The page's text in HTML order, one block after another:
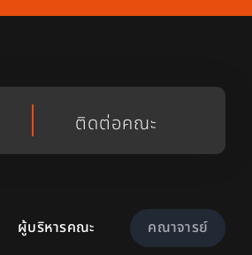
ติดต่อคณะ
ผู้บริหารคณะ คณาจารย์